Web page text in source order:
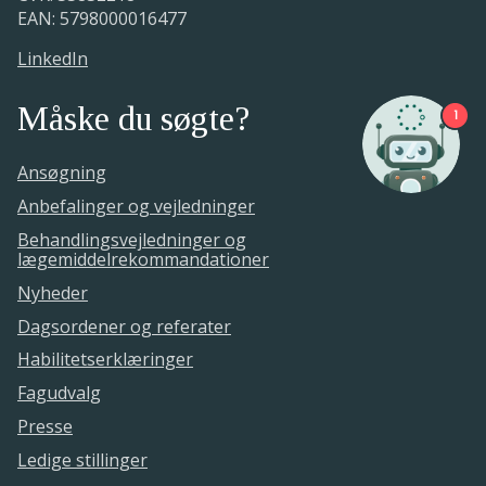
Medicinrådet udarbejder
foreløbige ansøgning
EAN: 5798000016477
LinkedIn
Måske du søgte?
Ansøgning
Anbefalinger og vejledninger
Behandlingsvejledninger og
lægemiddelrekommandationer
Nyheder
Dagsordener og referater
Habilitetserklæringer
Fagudvalg
Presse
Ledige stillinger
1